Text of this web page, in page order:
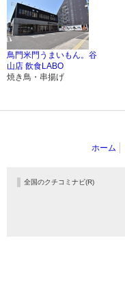
鳥門米門うまいもん。谷
山店 飲食LABO
焼き鳥・串揚げ
ホーム
全国のクチコミナビ(R)